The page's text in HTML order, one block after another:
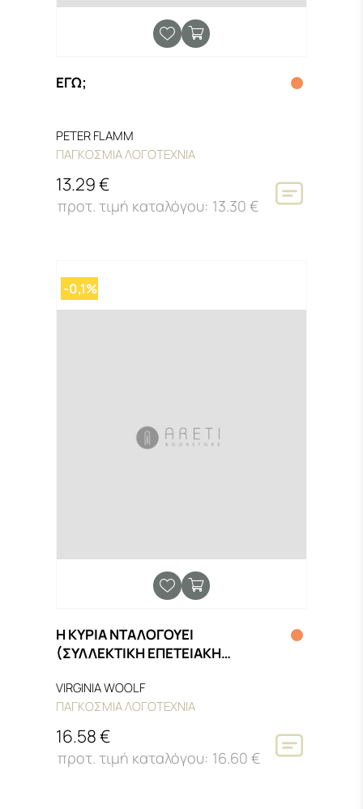
ΕΓΩ;
PETER FLAMM
ΠΑΓΚΟΣΜΙΑ ΛΟΓΟΤΕΧΝΙΑ
13.29 €
13.30 €
-0,1%
Η ΚΥΡΙΑ ΝΤΑΛΟΓΟΥΕΙ
(ΣΥΛΛΕΚΤΙΚΗ ΕΠΕΤΕΙΑΚΗ
VIRGINIA WOOLF
ΠΑΓΚΟΣΜΙΑ ΛΟΓΟΤΕΧΝΙΑ
16.58 €
16.60 €